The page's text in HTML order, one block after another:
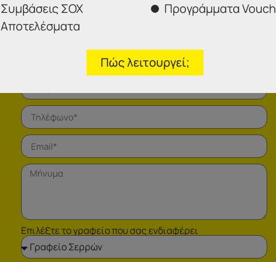
Φόρμα επικοινωνίας
Επιλέξτε το γραφείο που σας ενδιαφέρει
Συμβάσεις ΣΟΧ
Αποτελέσματα
Προγράμματα
Πώς λειτουργεί;